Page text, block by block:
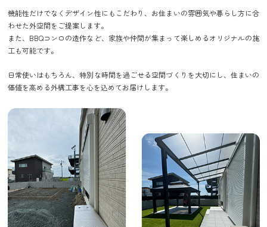
機能性だけでなくデザイン性にもこだわり、お住まいの雰囲気や暮らし方に合
わせた外空間をご提案します。
また、BBQコンロの造作など、家族や仲間が集まって楽しめるオリジナルの施
工も可能です。
日常使いはもちろん、特別な時間を過ごせる空間づくりを大切にし、住まいの
価値を高める外構工事を心を込めてお届けします。